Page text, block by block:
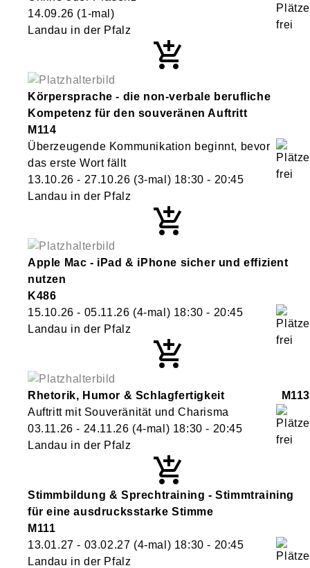
14.09.26 (1-mal)
Landau in der Pfalz
Körpersprache - die non-verbale berufliche
Kompetenz für den souveränen Auftritt
M114
Überzeugende Kommunikation beginnt, bevor
das erste Wort fällt
13.10.26 - 27.10.26 (3-mal) 18:30 - 20:45
Landau in der Pfalz
Apple Mac - iPad & iPhone sicher und effizient
nutzen
K486
15.10.26 - 05.11.26 (4-mal) 18:30 - 20:45
Landau in der Pfalz
Rhetorik, Humor & Schlagfertigkeit
M113
Auftritt mit Souveränität und Charisma
03.11.26 - 24.11.26 (4-mal) 18:30 - 20:45
Landau in der Pfalz
Stimmbildung & Sprechtraining - Stimmtraining
für eine ausdrucksstarke Stimme
M111
13.01.27 - 03.02.27 (4-mal) 18:30 - 20:45
Landau in der Pfalz